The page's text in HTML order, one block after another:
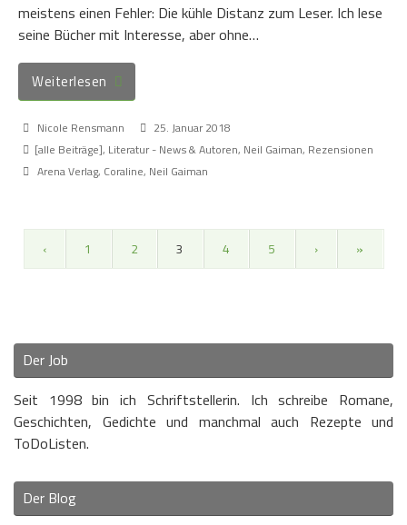
meistens einen Fehler: Die kühle Distanz zum Leser. Ich lese
seine Bücher mit Interesse, aber ohne…
Weiterlesen
Nicole Rensmann
25. Januar 2018
[alle Beiträge], Literatur - News & Autoren, Neil Gaiman, Rezensionen
Arena Verlag, Coraline, Neil Gaiman
‹ 1 2 3 4 5 › »
Der Job
Seit 1998 bin ich Schriftstellerin. Ich schreibe Romane,
Geschichten, Gedichte und manchmal auch Rezepte und
ToDoListen.
Der Blog